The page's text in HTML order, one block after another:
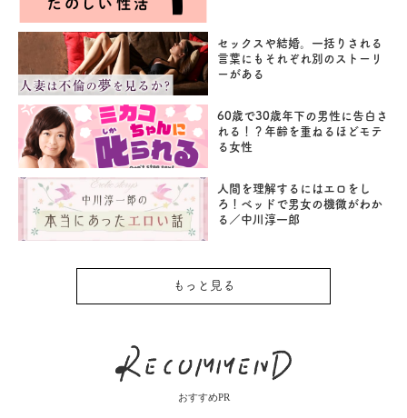
セックスや結婚。一括りされる
言葉にもそれぞれ別のストーリ
ーがある
60歳で30歳年下の男性に告白さ
れる！？年齢を重ねるほどモテ
る女性
人間を理解するにはエロをし
ろ！ベッドで男女の機微がわか
る／中川淳一郎
もっと見る
おすすめPR